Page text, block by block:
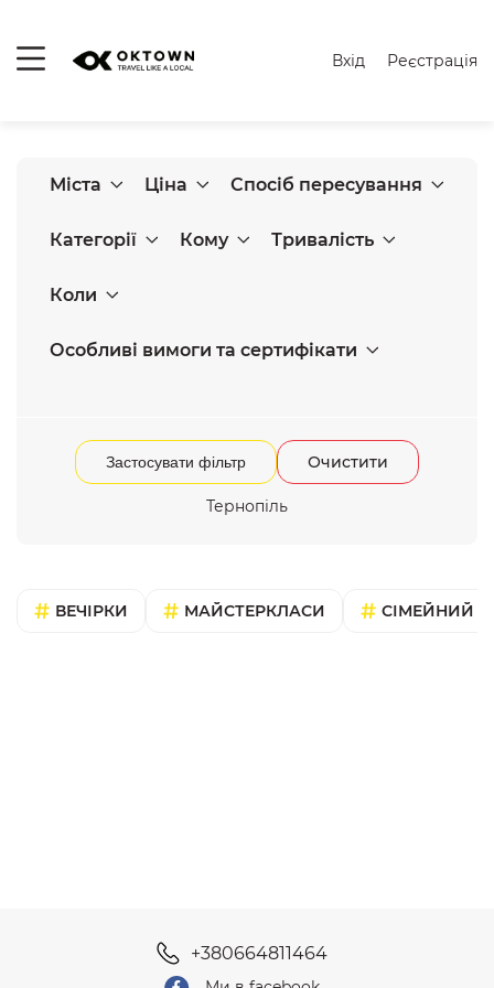
Вхід Реєстрація
Міста Ціна Спосіб пересування
Категорії Кому Тривалість
Коли
Особливі вимоги та сертифікати
Застосувати фільтр Очистити
Тернопіль
ВЕЧІРКИ МАЙСТЕРКЛАСИ СІМЕЙНИЙ
+380664811464